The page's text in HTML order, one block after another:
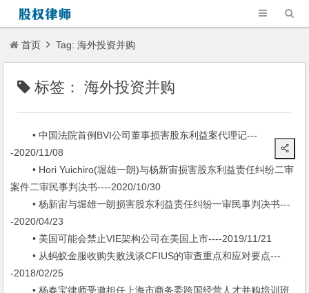
首页 Tag: 海外投资并购
标签：海外投资并购
• 中国法院首例BVI公司董事损害股东利益案代理记---
-2020/11/08
• Hori Yuichiro(堀雄一朗)与杨新宙损害股东利益责任纠纷二审
案件二审民事判决书----2020/10/30
• 杨新宙与堀雄一朗损害股东利益责任纠纷一审民事判决书---
-2020/04/23
• 美国可能会禁止VIE架构公司在美国上市----2019/11/21
• 从蚂蚁金服收购失败浅谈CFIUS的审查重点和应对要点---
-2018/02/25
• 杨春宝律师受邀担任上海市商务委跨国经营人才并购培训班